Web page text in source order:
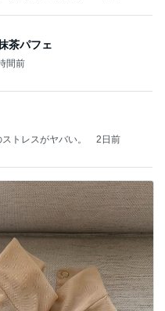
茶パフェ
間前
トレスがヤバい。 2日前